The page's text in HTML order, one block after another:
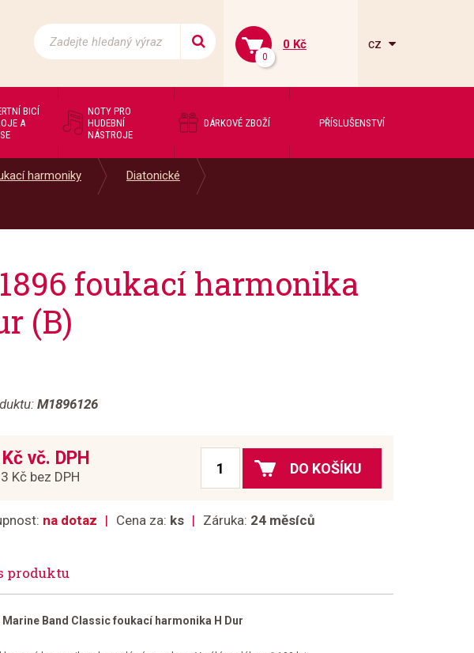
0
0 Kč cz
BICÍ
A
NOTY PRO
HUDEBNÍ
NÁSTROJE
DÁRKOVÉ ZBOŽÍ PŘÍSLUŠENSTVÍ
harmoniky Diatonické
foukací harmonika
(B)
M1896126
vč. DPH
Kč bez DPH
DO KOŠÍKU
na dotaz Cena za: ks Záruka: 24 měsíců
produktu
Marine Band Classic foukací harmonika H Dur